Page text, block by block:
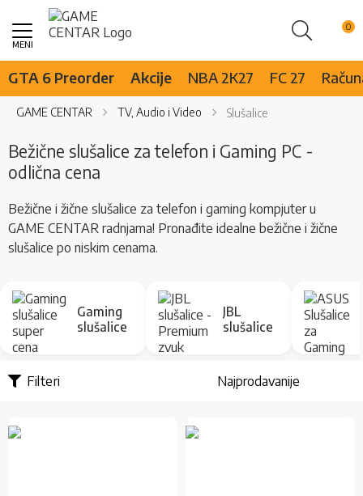
Pretraži
Skip
Content
GTA 6 Preorder Akcije NBA 2K27 FC 27
GAME CENTAR TV, Audio i Video Slušalice
Bežične slušalice za telefon i Gaming PC -
odlična cena
Bežične i žične slušalice za telefon i gaming kompjuter u
GAME CENTAR radnjama! Pronađite idealne bežične i žične
slušalice po niskim cenama.
Gaming
slušalice
JBL
slušalice
Filteri